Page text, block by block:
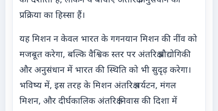
प्रक्रिया का हिस्सा हैं।
यह मिशन न केवल भारत के गगनयान मिशन की नींव को
मजबूत करेगा, बल्कि वैश्विक स्तर पर अंतरिक्ष प्रौद्योगिकी
और अनुसंधान में भारत की स्थिति को भी सुदृढ़ करेगा।
भविष्य में, इस तरह के मिशन अंतरिक्ष पर्यटन, मंगल
मिशन, और दीर्घकालिक अंतरिक्ष निवास की दिशा में